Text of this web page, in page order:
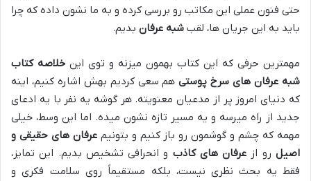
حتی فنون عملی این مکاتب رو بررسی کرده و به ما نشون داده که چرا
باید به این جریان ها، لقب شبه عرفان بدیم.
مهمترین حرفی که این کتاب بهمون میزنه و توی این خلاصه کتاب
شبه عرفان های سرخ پوستیهم سعی کردیم بهش اشاره کنیم، اینه
که دنیای امروز پر از مدعیان معنویته. هر گوشه یه نفر با یه ادعای
جدید از راه میرسه و یه مسیر تازه نشون میده. اما این وسط، خیلی
مهمه که چشم و گوشمون رو باز کنیم و بتونیمعرفان های حقیقی و
اصیلرو از عرفان های کاذب و انحرافی تشخیص بدیم. این تمایز،
فقط یه بحث نظری نیست، بلکه مستقیماً روی سلامت فکری و